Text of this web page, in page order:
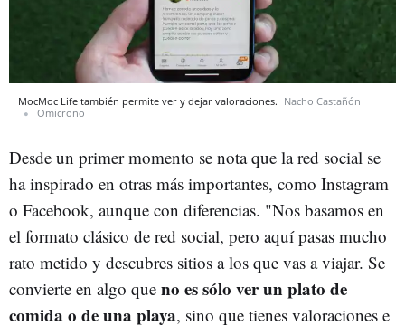
MocMoc Life también permite ver y dejar valoraciones. Nacho Castañón
Omicrono
Desde un primer momento se nota que la red social se
ha inspirado en otras más importantes, como Instagram
o Facebook, aunque con diferencias. "Nos basamos en
el formato clásico de red social, pero aquí pasas mucho
rato metido y descubres sitios a los que vas a viajar. Se
convierte en algo que no es sólo ver un plato de
comida o de una playa, sino que tienes valoraciones e